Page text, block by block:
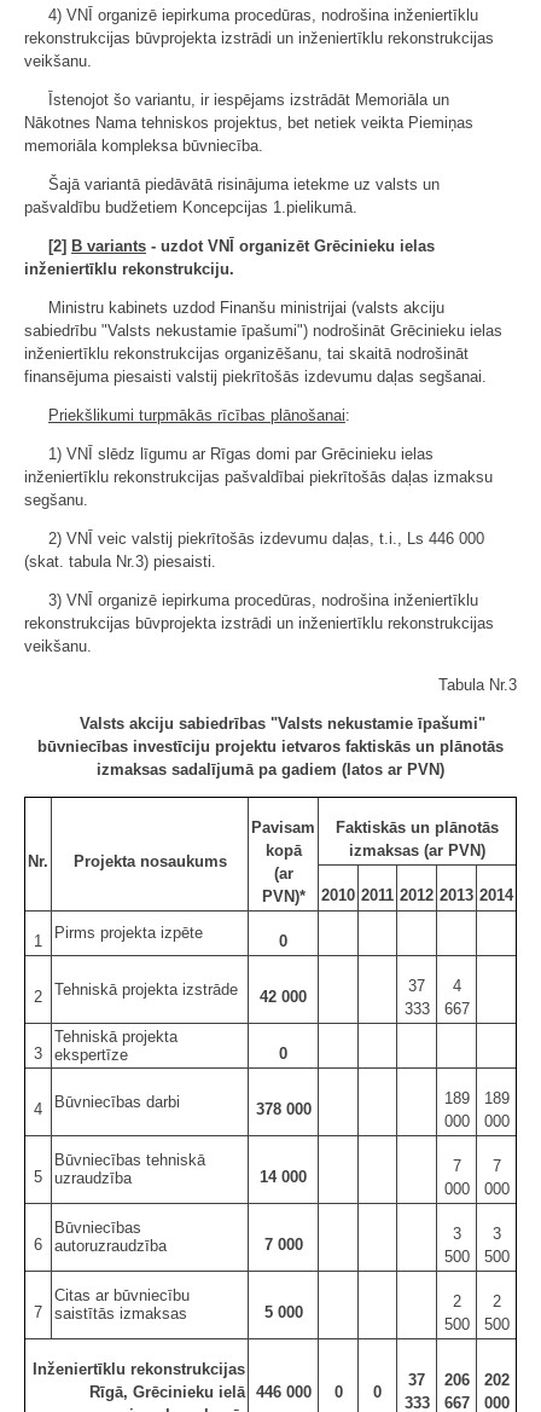
4) VNĪ organizē iepirkuma procedūras, nodrošina inženiertīklu
rekonstrukcijas būvprojekta izstrādi un inženiertīklu rekonstrukcijas
veikšanu.
Īstenojot šo variantu, ir iespējams izstrādāt Memoriāla un
Nākotnes Nama tehniskos projektus, bet netiek veikta Piemiņas
memoriāla kompleksa būvniecība.
Šajā variantā piedāvātā risinājuma ietekme uz valsts un
pašvaldību budžetiem Koncepcijas 1.pielikumā.
[2] B variants - uzdot VNĪ organizēt Grēcinieku ielas
inženiertīklu rekonstrukciju.
Ministru kabinets uzdod Finanšu ministrijai (valsts akciju
sabiedrību "Valsts nekustamie īpašumi") nodrošināt Grēcinieku ielas
inženiertīklu rekonstrukcijas organizēšanu, tai skaitā nodrošināt
finansējuma piesaisti valstij piekrītošās izdevumu daļas segšanai.
Priekšlikumi turpmākās rīcības plānošanai:
1) VNĪ slēdz līgumu ar Rīgas domi par Grēcinieku ielas
inženiertīklu rekonstrukcijas pašvaldībai piekrītošās daļas izmaksu
segšanu.
2) VNĪ veic valstij piekrītošās izdevumu daļas, t.i., Ls 446 000
(skat. tabula Nr.3) piesaisti.
3) VNĪ organizē iepirkuma procedūras, nodrošina inženiertīklu
rekonstrukcijas būvprojekta izstrādi un inženiertīklu rekonstrukcijas
veikšanu.
Tabula Nr.3
Valsts akciju sabiedrības "Valsts nekustamie īpašumi"
būvniecības investīciju projektu ietvaros faktiskās un plānotās
izmaksas sadalījumā pa gadiem (latos ar PVN)
Nr. Projekta nosaukums
Pavisam
kopā
(ar
PVN)*
Faktiskās un plānotās
izmaksas (ar PVN)
2010 2011 2012 2013 2014
1 Pirms projekta izpēte 0
2 Tehniskā projekta izstrāde 42 000
37
333
4
667
3
Tehniskā projekta
ekspertīze
0
4 Būvniecības darbi 378 000
189
000
189
000
5
Būvniecības tehniskā
uzraudzība
14 000
7
000
7
000
6
Būvniecības
autoruzraudzība
7 000
3
500
3
500
7
Citas ar būvniecību
saistītās izmaksas
5 000
2
500
2
500
Inženiertīklu rekonstrukcijas
Rīgā, Grēcinieku ielā 446 000 0 0
37
333
206
667
202
000